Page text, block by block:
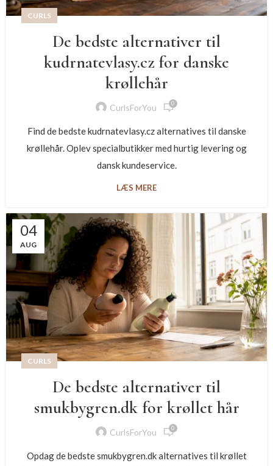
CURLS
De bedste alternativer til
kudrnatevlasy.cz for danske
krøllehår
CurlsForYou 0
Find de bedste kudrnatevlasy.cz alternatives til danske
krøllehår. Oplev specialbutikker med hurtig levering og
dansk kundeservice.
LÆS MERE
04
AUG
CURLS
De bedste alternativer til
smukbygren.dk for krøllet hår
CurlsForYou 0
Opdag de bedste smukbygren.dk alternatives til krøllet